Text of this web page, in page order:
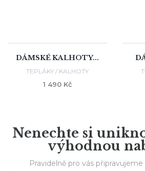
DÁMSKÉ KALHOTY...
TEPLÁKY / KALHOTY
1 490 Kč
Nenechte si
výhodnou
Pravidelně pro vás